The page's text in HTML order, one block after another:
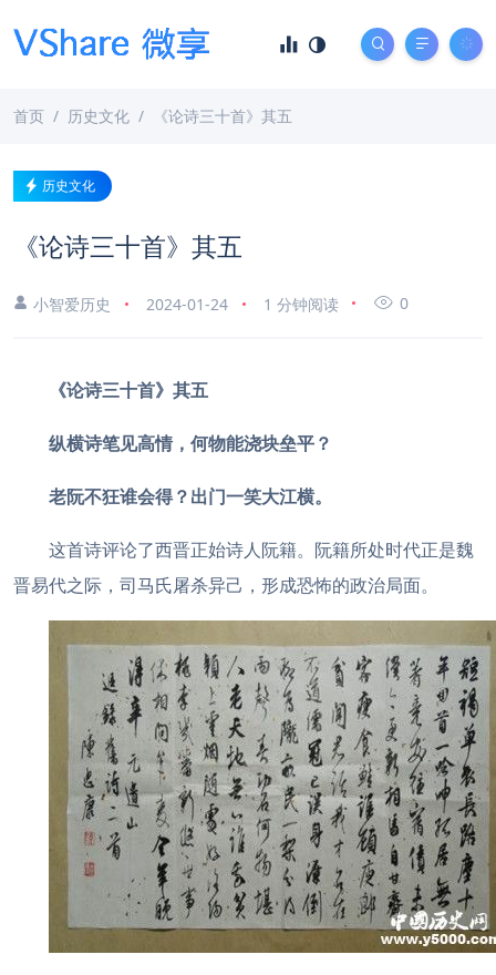
首页 历史文化 《论诗三十首》其五
历史文化
《论诗三十首》其五
小智爱历史 2024-01-24 1 分钟阅读 0
《论诗三十首》其五
纵横诗笔见高情，何物能浇块垒平？
老阮不狂谁会得？出门一笑大江横。
这首诗评论了西晋正始诗人阮籍。阮籍所处时代正是魏
晋易代之际，司马氏屠杀异己，形成恐怖的政治局面。